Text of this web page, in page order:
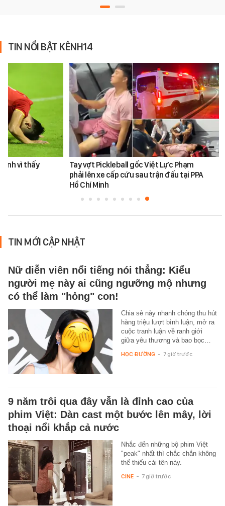
TIN NỔI BẬT KÊNH14
vì thấy
Tay vợt Pickleball gốc Việt Lực Phạm
phải lên xe cấp cứu sau trận đấu tại PPA
Hồ Chí Minh
TIN MỚI CẬP NHẬT
Nữ diễn viên nổi tiếng nói thẳng: Kiểu
người mẹ này ai cũng ngưỡng mộ nhưng
có thể làm "hỏng" con!
Chia sẻ này nhanh chóng thu hút
hàng triệu lượt bình luận, mở ra
cuộc tranh luận về ranh giới
giữa yêu thương và bao bọc…
HỌC ĐƯỜNG - 7 giờ trước
9 năm trôi qua đây vẫn là đỉnh cao của
phim Việt: Dàn cast một bước lên mây, lời
thoại nổi khắp cả nước
Nhắc đến những bộ phim Việt
"peak" nhất thì chắc chắn không
thể thiếu cái tên này.
CINE - 7 giờ trước